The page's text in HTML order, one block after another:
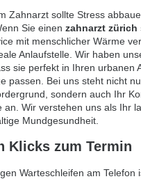
Zahnarzt sollte Stress
Sie einen zahnarzt zürich
mit menschlicher Wärme
Anlaufstelle. Wir haben
sie perfekt in Ihren urbanen
passen. Bei uns steht nicht
sondern auch Ihr
an. Wir verstehen uns als Ihr
Mundgesundheit.
Klicks zum Termin
Warteschleifen am Telefon